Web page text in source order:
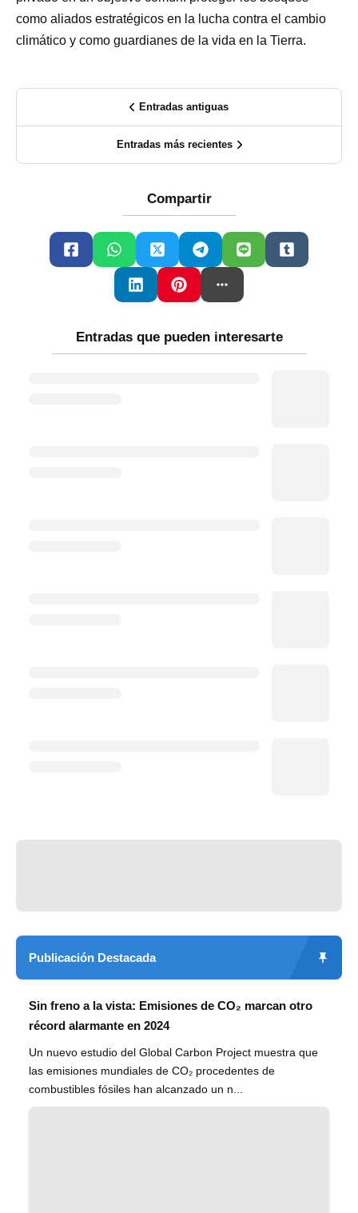
como aliados estratégicos en la lucha contra el cambio
climático y como guardianes de la vida en la Tierra.
Entradas antiguas
Entradas más recientes
Compartir
Entradas que pueden interesarte
Publicación Destacada
Sin freno a la vista: Emisiones de CO₂ marcan otro
récord alarmante en 2024
Un nuevo estudio del Global Carbon Project muestra que
las emisiones mundiales de CO₂ procedentes de
combustibles fósiles han alcanzado un n...